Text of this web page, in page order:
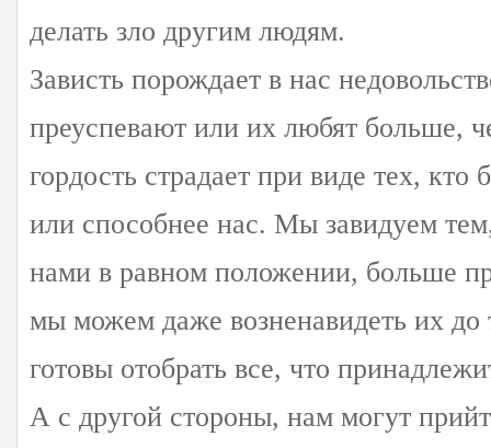
делать зло другим людям.
Зависть порождает в нас
преуспевают или их любят больше,
гордость страдает при виде тех, кто
или способнее нас. Мы завидуем
нами в равном положении, больше
мы можем даже возненавидеть их до
готовы отобрать все, что
А с другой стороны, нам могут